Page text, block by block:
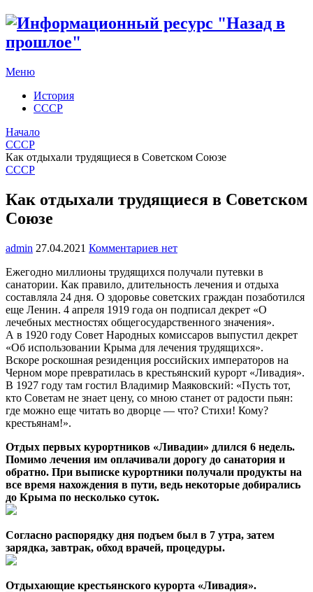
Меню
История
СССР
Начало
СССР
Как отдыхали трудящиеся в Советском Союзе
СССР
Как отдыхали трудящиеся в Советском
Союзе
admin 27.04.2021 Комментариев нет
Ежегодно миллионы трудящихся получали путевки в
санатории. Как правило, длительность лечения и отдыха
составляла 24 дня. О здоровье советских граждан позаботился
еще Ленин. 4 апреля 1919 года он подписал декрет «О
лечебных местностях общегосударственного значения».
А в 1920 году Совет Народных комиссаров выпустил декрет
«Об использовании Крыма для лечения трудящихся».
Вскоре роскошная резиденция российских императоров на
Черном море превратилась в крестьянский курорт «Ливадия».
В 1927 году там гостил Владимир Маяковский: «Пусть тот,
кто Советам не знает цену, со мною станет от радости пьян:
где можно еще читать во дворце — что? Стихи! Кому?
крестьянам!».
Отдых первых курортников «Ливадии» длился 6 недель.
Помимо лечения им оплачивали дорогу до санатория и
обратно. При выписке курортники получали продукты на
все время нахождения в пути, ведь некоторые добирались
до Крыма по несколько суток.
Согласно распорядку дня подъем был в 7 утра, затем
зарядка, завтрак, обход врачей, процедуры.
Отдыхающие крестьянского курорта «Ливадия».